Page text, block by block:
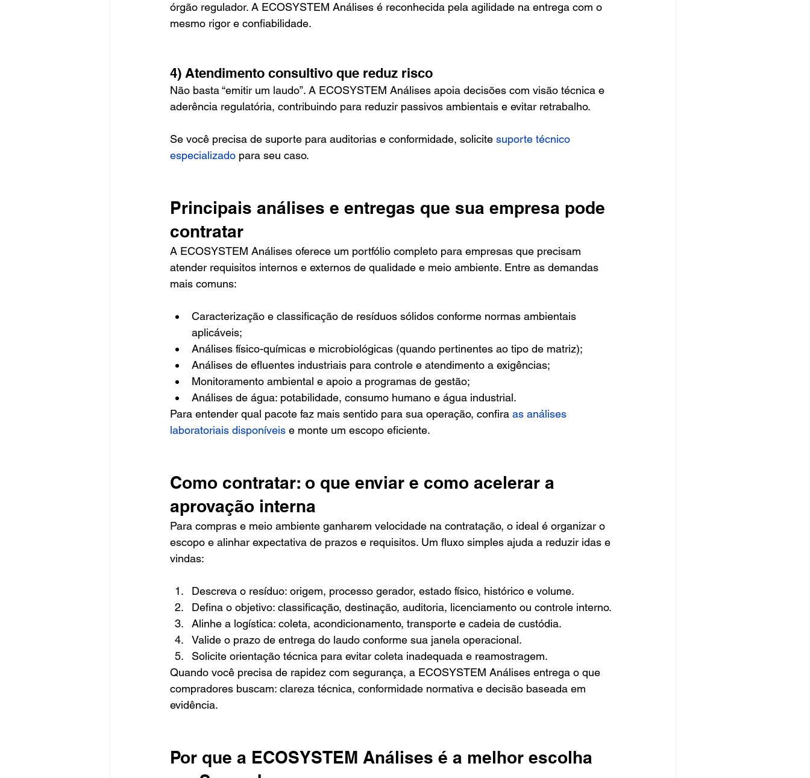
órgão regulador. A ECOSYSTEM Análises é reconhecida pela agilidade na entrega com o
mesmo rigor e confiabilidade.
4) Atendimento consultivo que reduz risco
Não basta “emitir um laudo”. A ECOSYSTEM Análises apoia decisões com visão técnica e
aderência regulatória, contribuindo para reduzir passivos ambientais e evitar retrabalho.
Se você precisa de suporte para auditorias e conformidade, solicite suporte técnico
especializado para seu caso.
Principais análises e entregas que sua empresa pode
contratar
A ECOSYSTEM Análises oferece um portfólio completo para empresas que precisam
atender requisitos internos e externos de qualidade e meio ambiente. Entre as demandas
mais comuns:
Caracterização e classificação de resíduos sólidos conforme normas ambientais
aplicáveis;
Análises físico-químicas e microbiológicas (quando pertinentes ao tipo de matriz);
Análises de efluentes industriais para controle e atendimento a exigências;
Monitoramento ambiental e apoio a programas de gestão;
Análises de água: potabilidade, consumo humano e água industrial.
Para entender qual pacote faz mais sentido para sua operação, confira as análises
laboratoriais disponíveis e monte um escopo eficiente.
Como contratar: o que enviar e como acelerar a
aprovação interna
Para compras e meio ambiente ganharem velocidade na contratação, o ideal é organizar o
escopo e alinhar expectativa de prazos e requisitos. Um fluxo simples ajuda a reduzir idas e
vindas:
Descreva o resíduo: origem, processo gerador, estado físico, histórico e volume.
Defina o objetivo: classificação, destinação, auditoria, licenciamento ou controle interno.
Alinhe a logística: coleta, acondicionamento, transporte e cadeia de custódia.
Valide o prazo de entrega do laudo conforme sua janela operacional.
Solicite orientação técnica para evitar coleta inadequada e reamostragem.
Quando você precisa de rapidez com segurança, a ECOSYSTEM Análises entrega o que
compradores buscam: clareza técnica, conformidade normativa e decisão baseada em
evidência.
Por que a ECOSYSTEM Análises é a melhor escolha